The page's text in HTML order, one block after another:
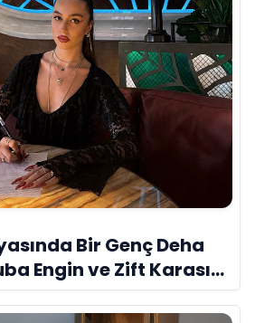
Bir Genç Deha
Engin ve Zift Karası